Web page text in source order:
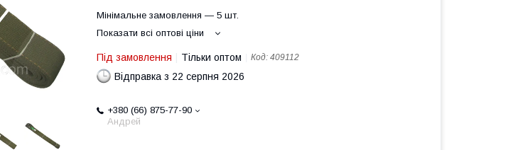
Мінімальне замовлення — 5 шт.
Показати всі оптові ціни
Під замовлення Тільки оптом Код: 409112
Відправка з 22 серпня 2026
+380 (66) 875-77-90
Андрей